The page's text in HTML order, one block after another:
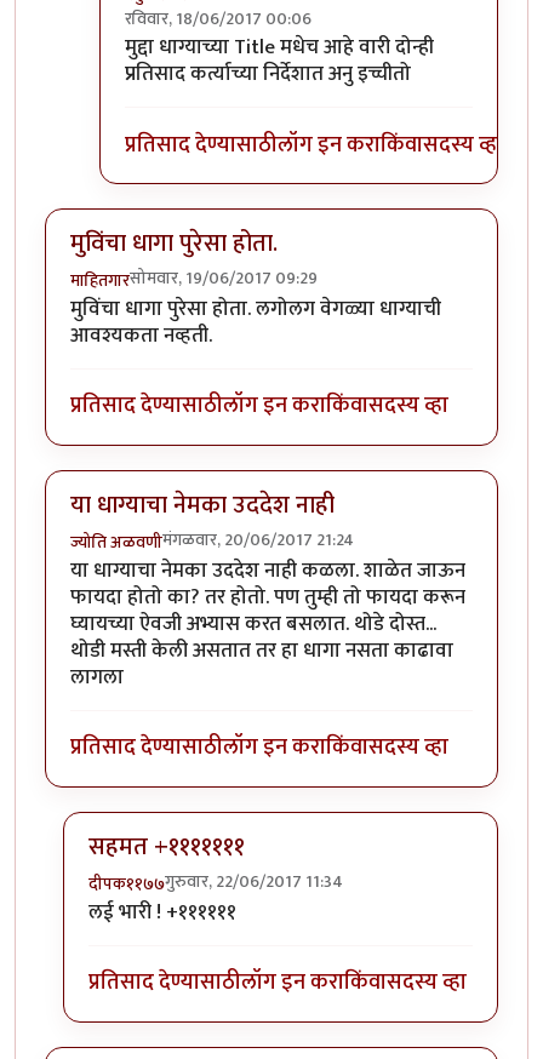
रविवार, 18/06/2017 00:06
In reply toअरेरेbyवरुण मोहिते
मुद्दा धाग्याच्या Title मधेच आहे वारी दोन्ही
प्रतिसाद कर्त्याच्या निर्देशात अनु इच्चीतो
प्रतिसाद देण्यासाठीलॉग इन कराकिंवासदस्य व्हा
मुविंचा धागा पुरेसा होता.
माहितगारसोमवार, 19/06/2017 09:29
मुविंचा धागा पुरेसा होता. लगोलग वेगळ्या धाग्याची
आवश्यकता नव्हती.
प्रतिसाद देण्यासाठीलॉग इन कराकिंवासदस्य व्हा
या धाग्याचा नेमका उददेश नाही
ज्योति अळवणीमंगळवार, 20/06/2017 21:24
या धाग्याचा नेमका उददेश नाही कळला. शाळेत जाऊन
फायदा होतो का? तर होतो. पण तुम्ही तो फायदा करून
घ्यायच्या ऐवजी अभ्यास करत बसलात. थोडे दोस्त...
थोडी मस्ती केली असतात तर हा धागा नसता काढावा
लागला
प्रतिसाद देण्यासाठीलॉग इन कराकिंवासदस्य व्हा
सहमत +१११११११
दीपक११७७गुरुवार, 22/06/2017 11:34
In reply toया धाग्याचा नेमका उददेश नाही
लई भारी ! +११११११
प्रतिसाद देण्यासाठीलॉग इन कराकिंवासदस्य व्हा